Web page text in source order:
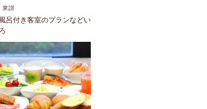
東讃
呂付き客室のプランなどい